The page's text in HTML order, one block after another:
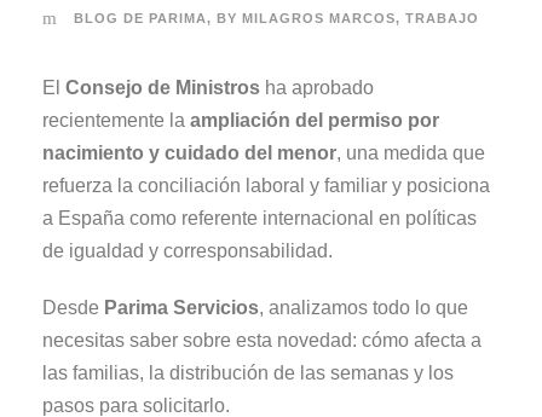
BLOG DE PARIMA, BY MILAGROS MARCOS, TRABAJO
El Consejo de Ministros ha aprobado
recientemente la ampliación del permiso por
nacimiento y cuidado del menor, una medida que
refuerza la conciliación laboral y familiar y posiciona
a España como referente internacional en políticas
de igualdad y corresponsabilidad.
Desde Parima Servicios, analizamos todo lo que
necesitas saber sobre esta novedad: cómo afecta a
las familias, la distribución de las semanas y los
pasos para solicitarlo.